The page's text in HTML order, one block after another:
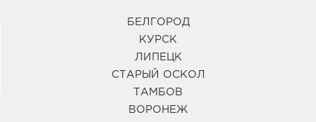
БЕЛГОРОД
КУРСК
ЛИПЕЦК
СТАРЫЙ ОСКОЛ
ТАМБОВ
ВОРОНЕЖ